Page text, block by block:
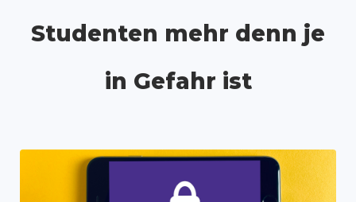
Studenten mehr denn je
in Gefahr ist